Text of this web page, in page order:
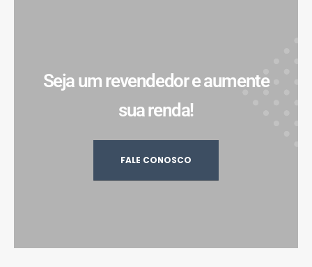
Seja um revendedor e aumente
sua renda!
FALE CONOSCO